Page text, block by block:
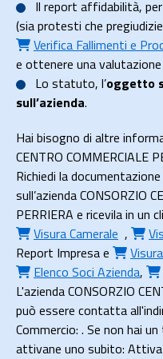
Il report affidabilità,
(sia protesti che
Verifica Fallimenti e
e ottenere una valutazione
Lo statuto, l’oggetto
sull’azienda.
Hai bisogno di altre
CENTRO COMMERCIALE
Richiedi la
sull’azienda CONSORZIO
PERRIERA e ricevila in un
Visura Camerale ,
Report Impresae
Elenco Soci Azienda,
L'azienda CONSORZIO
può essere contatta
Commercio: . Se non hai
attivane uno subito: Attiva